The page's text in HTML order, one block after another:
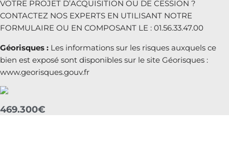
VOTRE PROJET D’ACQUISITION OU DE CESSION ?
CONTACTEZ NOS EXPERTS EN UTILISANT NOTRE
FORMULAIRE OU EN COMPOSANT LE : 01.56.33.47.00
Géorisques : Les informations sur les risques auxquels ce
bien est exposé sont disponibles sur le site Géorisques :
www.georisques.gouv.fr
469.300€